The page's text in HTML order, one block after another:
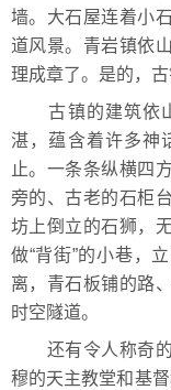
墙。大石屋连着小
道风景。青岩镇依
理成章了。是的，
古镇的建筑依山
湛，蕴含着许多神
止。一条条纵横四
旁的、古老的石柜
坊上倒立的石狮，
做“背街”的小巷，
离，青石板铺的路
时空隧道。
还有令人称奇的
穆的天主教堂和基督